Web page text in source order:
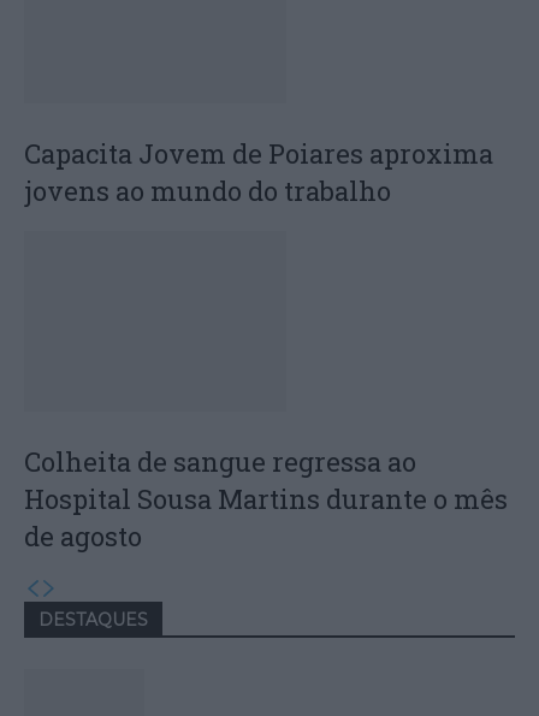
Capacita Jovem de Poiares aproxima
jovens ao mundo do trabalho
Colheita de sangue regressa ao
Hospital Sousa Martins durante o mês
de agosto
DESTAQUES